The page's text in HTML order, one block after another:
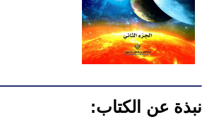
نبذة عن الكتاب: